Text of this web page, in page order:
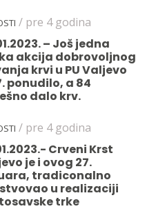
/ pre 4 godina
– Još jedna
akcija dobrovoljnog
krvi u PU Valjevo
ponudilo, a 84
dalo krv.
/ pre 4 godina
Crveni Krst
je i ovog 27.
tradiconalno
u realizaciji
trke